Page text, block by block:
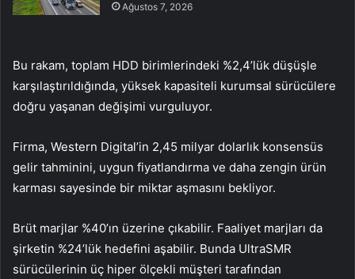
Ağustos 7, 2026
Bu rakam, toplam HDD birimlerindeki %2,4’lük düşüşle
karşılaştırıldığında, yüksek kapasiteli kurumsal sürücülere
doğru yaşanan değişimi vurguluyor.
Firma, Western Digital’in 2,45 milyar dolarlık konsensüs
gelir tahminini, uygun fiyatlandırma ve daha zengin ürün
karması sayesinde bir miktar aşmasını bekliyor.
Brüt marjlar %40’ın üzerine çıkabilir. Faaliyet marjları da
şirketin %24’lük hedefini aşabilir. Bunda UltraSMR
sürücülerinin üç hiper ölçekli müşteri tarafından